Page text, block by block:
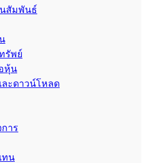
สัมพันธ์
รัพย์
หุ้น
ละดาวน์โหลด
าร
ทน